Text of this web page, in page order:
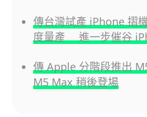
傳台灣試產 iPhone
度量產 進一步催谷
傳 Apple 分階段推出
M5 Max 稍後登場